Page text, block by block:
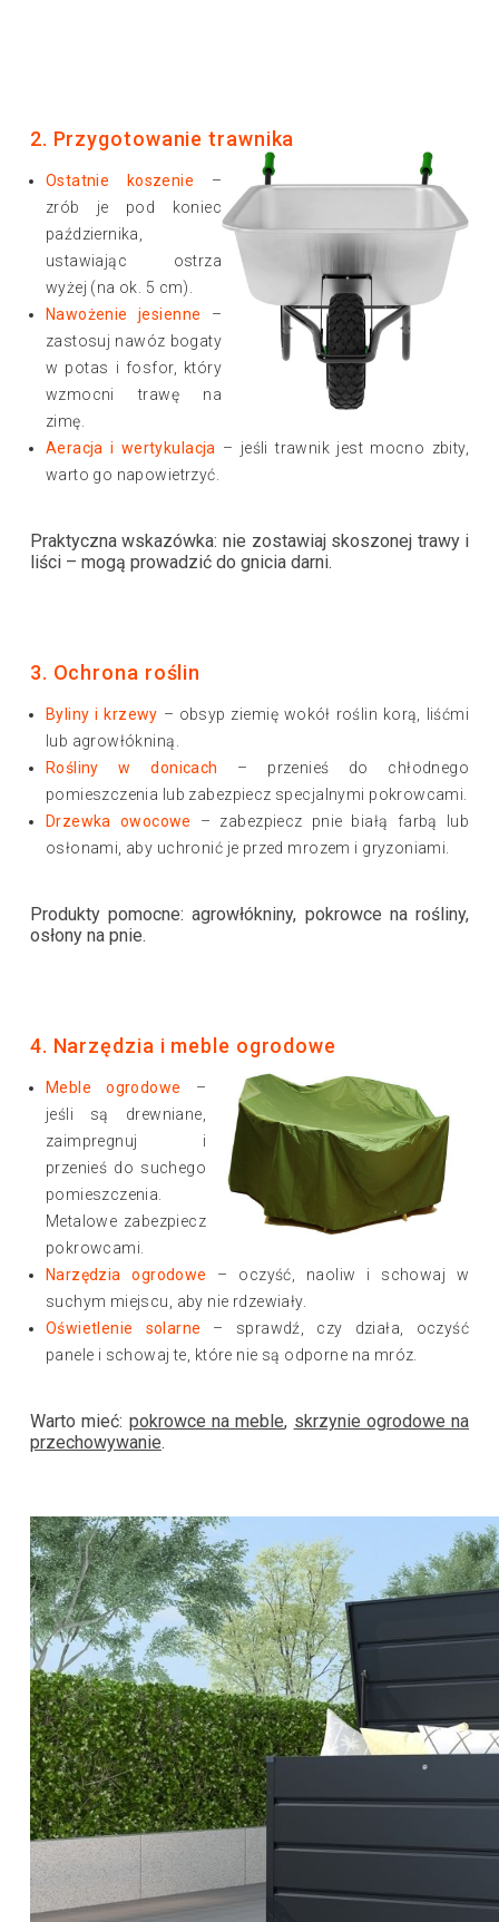
2. Przygotowanie trawnika
Ostatnie koszenie –
zrób je pod koniec
października,
ustawiając ostrza
wyżej (na ok. 5 cm).
Nawożenie jesienne –
zastosuj nawóz bogaty
w potas i fosfor, który
wzmocni trawę na
zimę.
Aeracja i wertykulacja – jeśli trawnik jest mocno zbity,
warto go napowietrzyć.
Praktyczna wskazówka: nie zostawiaj skoszonej trawy i
liści – mogą prowadzić do gnicia darni.
3. Ochrona roślin
Byliny i krzewy – obsyp ziemię wokół roślin korą, liśćmi
lub agrowłókniną.
Rośliny w donicach
– przenieś do chłodnego
pomieszczenia lub zabezpiecz specjalnymi pokrowcami.
Drzewka owocowe
– zabezpiecz pnie białą farbą lub
osłonami, aby uchronić je przed mrozem i gryzoniami.
Produkty pomocne: agrowłókniny, pokrowce na rośliny,
osłony na pnie.
4. Narzędzia i meble ogrodowe
Meble ogrodowe –
jeśli są drewniane,
zaimpregnuj i
przenieś do suchego
pomieszczenia.
Metalowe zabezpiecz
pokrowcami.
Narzędzia ogrodowe
– oczyść, naoliw i schowaj w
suchym miejscu, aby nie rdzewiały.
Oświetlenie solarne – sprawdź, czy działa, oczyść
panele i schowaj te, które nie są odporne na mróz.
Warto mieć: pokrowce na meble, skrzynie ogrodowe na
przechowywanie.